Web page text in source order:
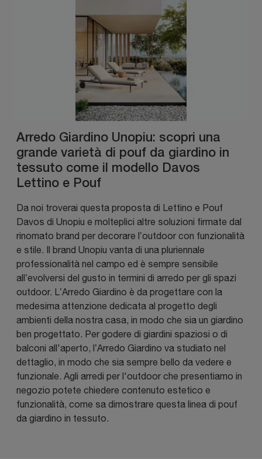
Arredo Giardino Unopiu: scopri una
grande varietà di pouf da giardino in
tessuto come il modello Davos
Lettino e Pouf
Da noi troverai questa proposta di Lettino e Pouf
Davos di Unopiu e molteplici altre soluzioni firmate dal
rinomato brand per decorare l’outdoor con funzionalità
e stile. Il brand Unopiu vanta di una pluriennale
professionalità nel campo ed è sempre sensibile
all’evolversi del gusto in termini di arredo per gli spazi
outdoor. L’Arredo Giardino è da progettare con la
medesima attenzione dedicata al progetto degli
ambienti della nostra casa, in modo che sia un giardino
ben progettato. Per godere di giardini spaziosi o di
balconi all'aperto, l’Arredo Giardino va studiato nel
dettaglio, in modo che sia sempre bello da vedere e
funzionale. Agli arredi per l'outdoor che presentiamo in
negozio potete chiedere contenuto estetico e
funzionalità, come sa dimostrare questa linea di pouf
da giardino in tessuto.